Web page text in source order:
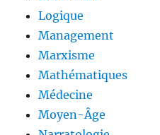
Logique
Management
Marxisme
Mathématiques
Médecine
Moyen-Âge